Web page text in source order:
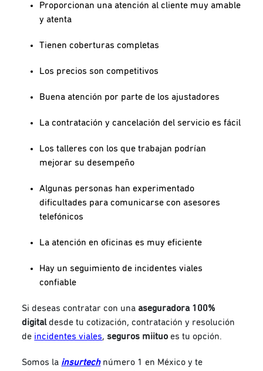
Proporcionan una atención al cliente muy amable
y atenta
Tienen coberturas completas
Los precios son competitivos
Buena atención por parte de los ajustadores
La contratación y cancelación del servicio es fácil
Los talleres con los que trabajan podrían
mejorar su desempeño
Algunas personas han experimentado
dificultades para comunicarse con asesores
telefónicos
La atención en oficinas es muy eficiente
Hay un seguimiento de incidentes viales
confiable
Si deseas contratar con una aseguradora 100%
digitaldesde tu cotización, contratación y resolución
de incidentes viales, seguros miituo es tu opción.
Somos la insurtechnúmero 1 en México y te